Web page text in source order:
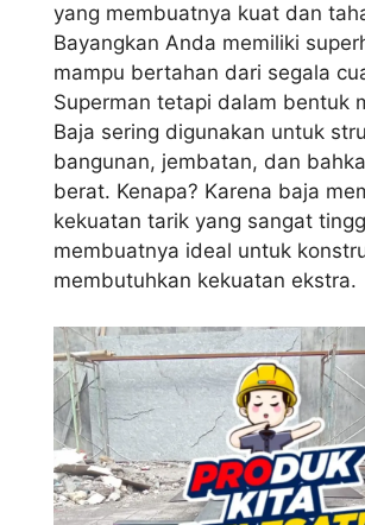
yang membuatnya kuat dan
Bayangkan Anda memiliki
mampu bertahan dari segala
Superman tetapi dalam bentuk
Baja sering digunakan untuk
bangunan, jembatan, dan
berat. Kenapa? Karena baja
kekuatan tarik yang sangat
membuatnya ideal untuk
membutuhkan kekuatan ekstra.